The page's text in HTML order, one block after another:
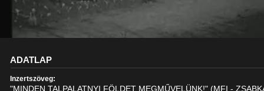
ADATLAP
Inzertszöveg:
"MINDEN TALPALATNYI FÖLDET MEGMŰVELÜNK!" (MFI -